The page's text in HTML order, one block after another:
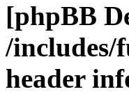
[phpBB
/includes/
header